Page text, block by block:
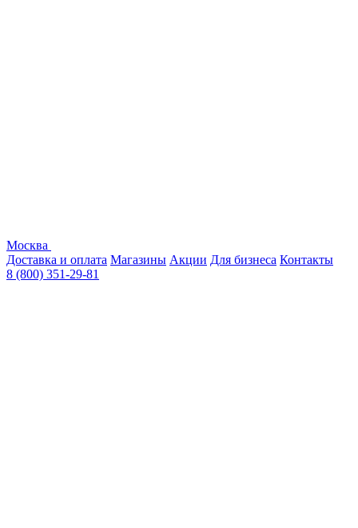
Москва
Доставка и оплата Магазины Акции Для бизнеса Контакты
8 (800) 351-29-81